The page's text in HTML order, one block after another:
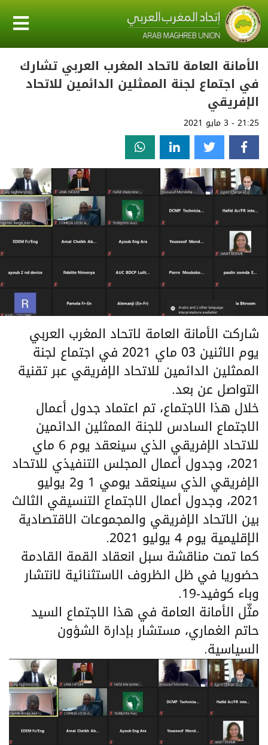
الأمانة العامة لاتحاد المغرب العربي تشارك
في اجتماع لجنة الممثلين الدائمين للاتحاد
الإفريقي
21:25 - 3 مايو 2021
شاركت الأمانة العامة لاتحاد المغرب العربي
يوم الاثنين 03 ماي 2021 في اجتماع لجنة
الممثلين الدائمين للاتحاد الإفريقي عبر تقنية
التواصل عن بعد.
خلال هذا الاجتماع، تم اعتماد جدول أعمال
الاجتماع السادس للجنة الممثلين الدائمين
للاتحاد الإفريقي الذي سينعقد يوم 6 ماي
2021، وجدول أعمال المجلس التنفيذي للاتحاد
الإفريقي الذي سينعقد يومي 1 و2 يوليو
2021، وجدول أعمال الاجتماع التنسيقي الثالث
بين الاتحاد الإفريقي والمجموعات الاقتصادية
الإقليمية يوم 4 يوليو 2021.
كما تمت مناقشة سبل انعقاد القمة القادمة
حضوريا في ظل الظروف الاستثنائية لانتشار
وباء كوفيد-19.
مثّل الأمانة العامة في هذا الاجتماع السيد
حاتم الغماري، مستشار بإدارة الشؤون
السياسية.